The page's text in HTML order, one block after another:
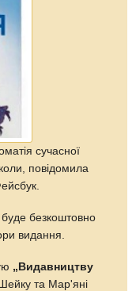
сучасної
повідомила
безкоштовно
видання.
„Видавництву
та Мар'яні